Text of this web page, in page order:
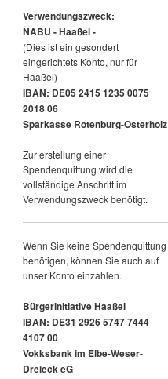
Verwendungszweck:
NABU - Haaßel -
(Dies ist ein gesondert
eingerichtets Konto, nur für
Haaßel)
IBAN: DE05 2415 1235 0075
2018 06
Sparkasse Rotenburg-Osterholz
Zur erstellung einer
Spendenquittung wird die
vollständige Anschrift im
Verwendungszweck benötigt.
Wenn Sie keine Spendenquittung
benötigen, können Sie auch auf
unser Konto einzahlen.
Bürgerinitiative Haaßel
IBAN: DE31 2926 5747 7444
4107 00
Vokksbank im Elbe-Weser-
Dreieck eG